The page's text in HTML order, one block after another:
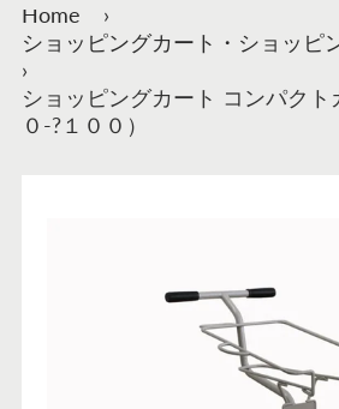
Home
›
ショッピングカート・ショッピ
›
ショッピングカート コンパクト
０-?１００）